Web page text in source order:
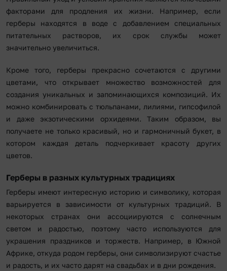
факторами для продления их жизни. Например, если
герберы находятся в воде с добавлением специальных
питательных растворов, их срок службы может
значительно увеличиться.
Кроме того, герберы прекрасно сочетаются с другими
цветами, что открывает множество возможностей для
создания уникальных и запоминающихся композиций. Их
можно комбинировать с тюльпанами, лилиями, гипсофилой
и даже экзотическими орхидеями. Таким образом, вы
получаете не только красивый, но и гармоничный букет, в
котором каждая деталь подчеркивает красоту других
цветов.
Герберы в разных культурных традициях
Герберы имеют интересную историю и символику, которая
варьируется в зависимости от культурных традиций. В
некоторых странах они ассоциируются с солнечным
светом и радостью, поэтому часто используются для
украшения праздников и торжеств. Например, в Южной
Африке, откуда родом герберы, они символизируют счастье
и радость, и их часто дарят на свадьбах и в дни рождения.